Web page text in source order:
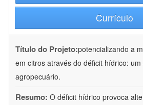
Currículo
Título do Projeto:potencializando a
em citros através do déficit hídrico:
agropecuário.
Resumo: O déficit hídrico provoca